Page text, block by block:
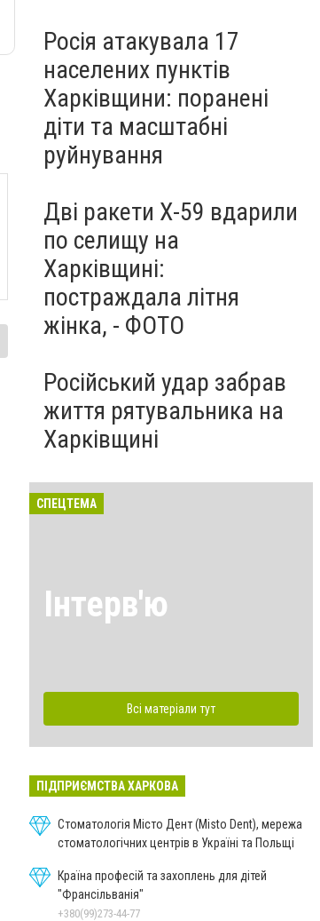
Росія атакувала 17
населених пунктів
Харківщини: поранені
діти та масштабні
руйнування
Дві ракети Х-59 вдарили
по селищу на
Харківщині:
постраждала літня
жінка, - ФОТО
Російський удар забрав
життя рятувальника на
Харківщині
СПЕЦТЕМА
Інтерв'ю
Всі матеріали тут
ПІДПРИЄМСТВА ХАРКОВА
Стоматологія Місто Дент (Misto Dent), мережа
стоматологічних центрів в Україні та Польщі
Країна професій та захоплень для дітей
"Франсільванія"
+380(99)273-44-77